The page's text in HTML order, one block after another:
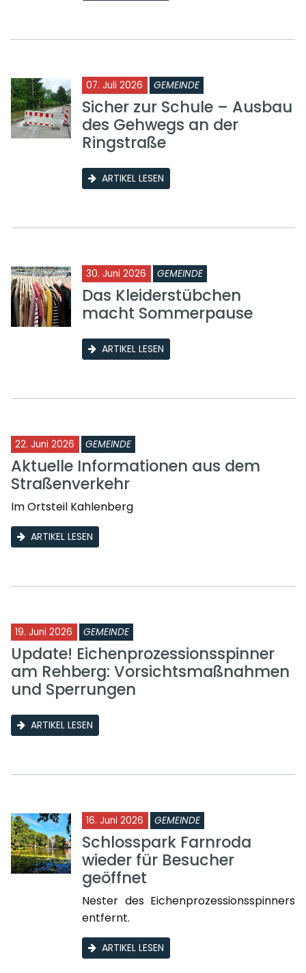
07. Juli 2026 GEMEINDE
Sicher zur Schule – Ausbau
des Gehwegs an der
Ringstraße
ARTIKEL LESEN
30. Juni 2026 GEMEINDE
Das Kleiderstübchen
macht Sommerpause
ARTIKEL LESEN
22. Juni 2026 GEMEINDE
Aktuelle Informationen aus dem
Straßenverkehr
Im Ortsteil Kahlenberg
ARTIKEL LESEN
19. Juni 2026 GEMEINDE
Update! Eichenprozessionsspinner
am Rehberg: Vorsichtsmaßnahmen
und Sperrungen
ARTIKEL LESEN
16. Juni 2026 GEMEINDE
Schlosspark Farnroda
wieder für Besucher
geöffnet
Nester des Eichenprozessionsspinners
entfernt.
ARTIKEL LESEN